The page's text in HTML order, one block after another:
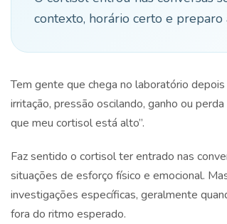
contexto, horário certo e
Tem gente que chega no laboratório
irritação, pressão oscilando, ganho ou
que meu cortisol está alto”.
Faz sentido o cortisol ter entrado nas
situações de esforço físico e emocional.
investigações específicas, geralmente
fora do ritmo esperado.